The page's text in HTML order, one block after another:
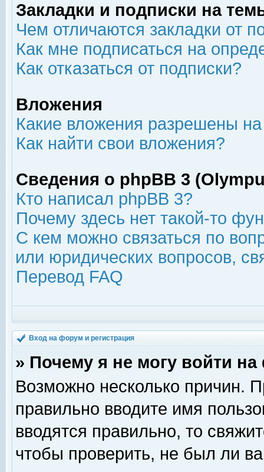
Закладки и подписки на
Чем отличаются закладки от
Как мне подписаться на
Как отказаться от подписки?
Вложения
Какие вложения разрешены
Как найти свои вложения?
Сведения о phpBB 3
Кто написал phpBB 3?
Почему здесь нет такой-то
С кем можно связаться по
или юридических вопросов,
Перевод FAQ
Вход на форум и регистрация
» Почему я не могу войти
Возможно несколько причин.
правильно вводите имя
вводятся правильно, то
чтобы проверить, не был ли